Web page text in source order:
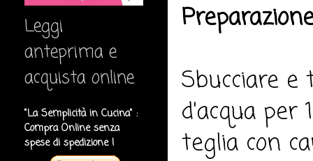
Sbucciare e
d'acqua
teglia con
Leggi
anteprima e
acquista online
"La Semplicità in Cucina" :
Compra Online senza
spese di spedizione !